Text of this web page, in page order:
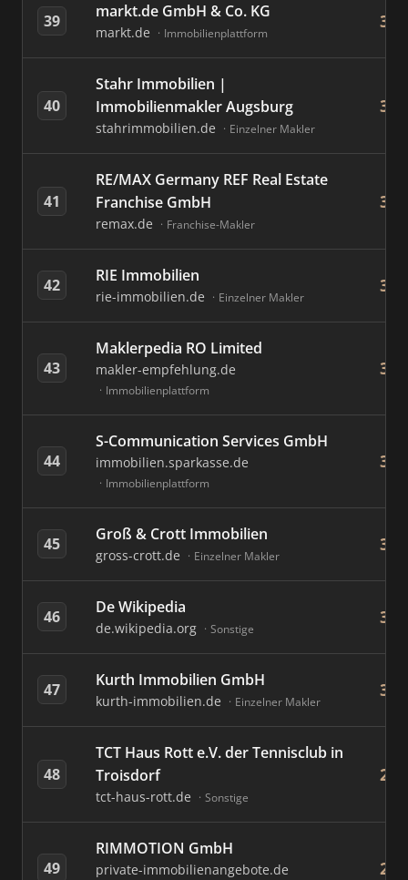
39 markt.de GmbH & Co. KG
markt.de Immobilienplattform
36
40
Stahr Immobilien |
Immobilienmakler Augsburg
stahrimmobilien.de Einzelner Makler
34
41
RE/MAX Germany REF Real Estate
Franchise GmbH
remax.de Franchise-Makler
34
42 RIE Immobilien
rie-immobilien.de Einzelner Makler
33
43
Maklerpedia RO Limited
makler-empfehlung.de
Immobilienplattform
32
44
S-Communication Services GmbH
immobilien.sparkasse.de
Immobilienplattform
32
45 Groß & Crott Immobilien
gross-crott.de Einzelner Makler
32
46 De Wikipedia
de.wikipedia.org Sonstige
30
47 Kurth Immobilien GmbH
kurth-immobilien.de Einzelner Makler
30
48
TCT Haus Rott e.V. der Tennisclub in
Troisdorf
tct-haus-rott.de Sonstige
29
49
RIMMOTION GmbH
private-immobilienangebote.de 28